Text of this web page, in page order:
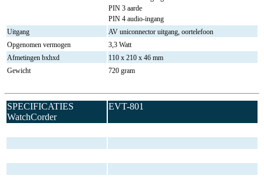
PIN 3 aarde
PIN 4 audio-ingang
Uitgang
AV uniconnector uitgang, oortelefoon
Opgenomen vermogen
3,3 Watt
Afmetingen bxhxd
110 x 210 x 46 mm
Gewicht
720 gram
SPECIFICATIES
WatchCorder
EVT-801